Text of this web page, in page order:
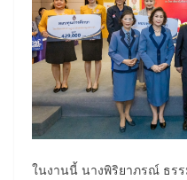
ในงานนี้ นางพิริยาภรณ์ ธร